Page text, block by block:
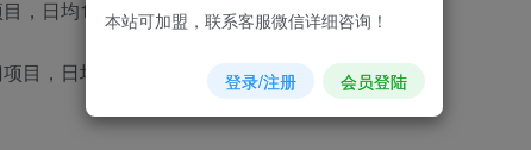
，日均10单稳定盈利，单均利润200+
本站可加盟，联系客服微信详细咨询！
登录/注册 会员登陆